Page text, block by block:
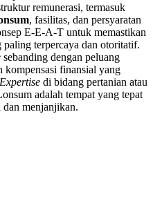
remunerasi, termasuk
, fasilitas, dan persyaratan
E-E-A-T untuk memastikan
terpercaya dan otoritatif.
sebanding dengan peluang
kompensasi finansial yang
Expertise di bidang pertanian atau
adalah tempat yang tepat
menjanjikan.